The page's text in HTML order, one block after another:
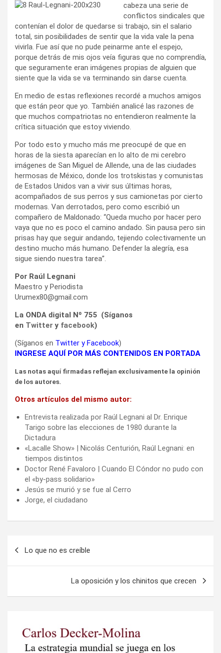
cabeza una serie de
conflictos sindicales que
contenían el dolor de quedarse si trabajo, sin el salario
total, sin posibilidades de sentir que la vida vale la pena
vivirla. Fue así que no pude peinarme ante el espejo,
porque detrás de mis ojos veía figuras que no comprendía,
que seguramente eran imágenes propias de alguien que
siente que la vida se va terminando sin darse cuenta.
En medio de estas reflexiones recordé a muchos amigos
que están peor que yo. También analicé las razones de
que muchos compatriotas no entendieron realmente la
crítica situación que estoy viviendo.
Por todo esto y mucho más me preocupé de que en
horas de la siesta aparecían en lo alto de mi cerebro
imágenes de San Miguel de Allende, una de las ciudades
hermosas de México, donde los trotskistas y comunistas
de Estados Unidos van a vivir sus últimas horas,
acompañados de sus perros y sus camionetas por cierto
modernas. Van derrotados, pero como escribió un
compañero de Maldonado: “Queda mucho por hacer pero
vaya que no es poco el camino andado. Sin pausa pero sin
prisas hay que seguir andando, tejiendo colectivamente un
destino mucho más humano. Defender la alegría, esa
sigue siendo nuestra tarea”.
Por Raúl Legnani
Maestro y Periodista
Urumex80@gmail.com
La ONDA digital Nº 755 (Síganos
en Twitter y facebook)
(Síganos en Twitter yFacebook)
INGRESE AQUÍ POR MÁS CONTENIDOS EN PORTADA
Las notas aquí firmadas reflejan exclusivamente la opinión
de los autores.
Otros artículos del mismo autor:
Entrevista realizada por Raúl Legnani al Dr. Enrique
Tarigo sobre las elecciones de 1980 durante la
Dictadura
«Lacalle Show» | Nicolás Centurión, Raúl Legnani: en
tiempos distintos
Doctor René Favaloro | Cuando El Cóndor no pudo con
el «by-pass solidario»
Jesús se murió y se fue al Cerro
Jorge, el ciudadano
Lo que no es creíble
La oposición y los chinitos que crecen